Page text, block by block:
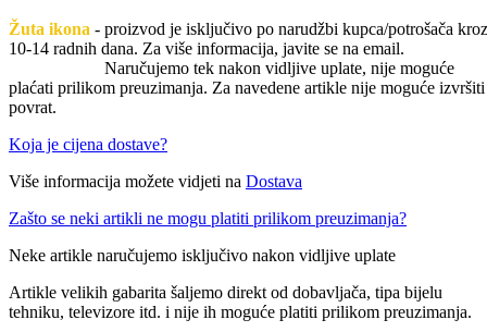
Žuta ikona - proizvod je isključivo po narudžbi kupca/potrošača kroz
10-14 radnih dana. Za više informacija, javite se na email.
Naručujemo tek nakon vidljive uplate, nije moguće
plaćati prilikom preuzimanja. Za navedene artikle nije moguće izvršiti
povrat.
Koja je cijena dostave?
Više informacija možete vidjeti na Dostava
Zašto se neki artikli ne mogu platiti prilikom preuzimanja?
Neke artikle naručujemo isključivo nakon vidljive uplate
Artikle velikih gabarita šaljemo direkt od dobavljača, tipa bijelu
tehniku, televizore itd. i nije ih moguće platiti prilikom preuzimanja.